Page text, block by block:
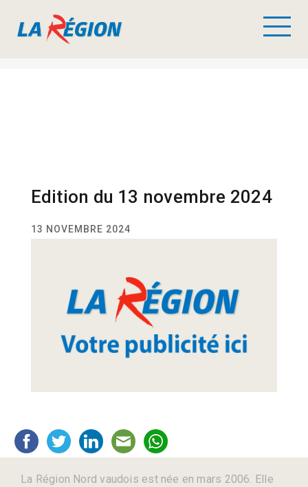
Edition du 13 novembre 2024
13 NOVEMBRE 2024
La Région Nord vaudois est née en mars 2006. Elle